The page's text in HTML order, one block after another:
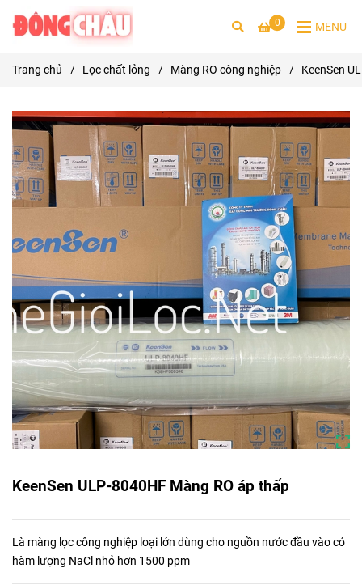
0 MENU
Trang chủ / Lọc chất lỏng / Màng RO công nghiệp / KeenSen
KeenSen ULP-8040HF Màng RO áp thấp
Là màng lọc công nghiệp loại lớn dùng cho nguồn nước đầu vào có
hàm lượng NaCl nhỏ hơn 1500 ppm